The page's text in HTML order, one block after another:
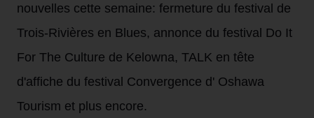
nouvelles cette semaine: fermeture du festival de
Trois-Rivières en Blues, annonce du festival Do It
For The Culture de Kelowna, TALK en tête
d'affiche du festival Convergence d' Oshawa
Tourism et plus encore.